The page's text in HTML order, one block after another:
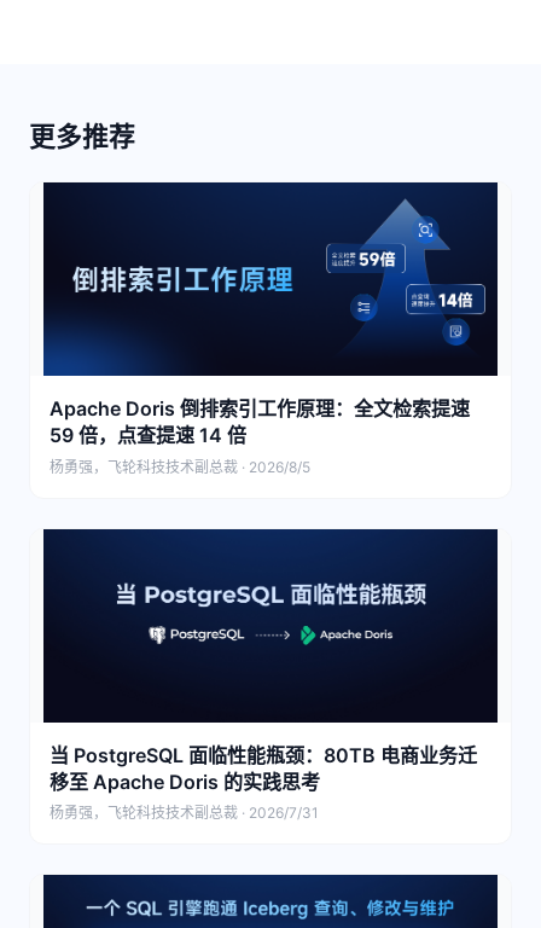
更多推荐
Apache Doris 倒排索引工作原理：全文检索提速
59 倍，点查提速 14 倍
杨勇强，飞轮科技技术副总裁 · 2026/8/5
当 PostgreSQL 面临性能瓶颈：80TB 电商业务迁
移至 Apache Doris 的实践思考
杨勇强，飞轮科技技术副总裁 · 2026/7/31